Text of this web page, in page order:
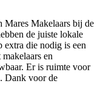
Mares Makelaars bij de
de juiste lokale
extra die nodig is een
en
Er is ruimte voor
Dank voor de